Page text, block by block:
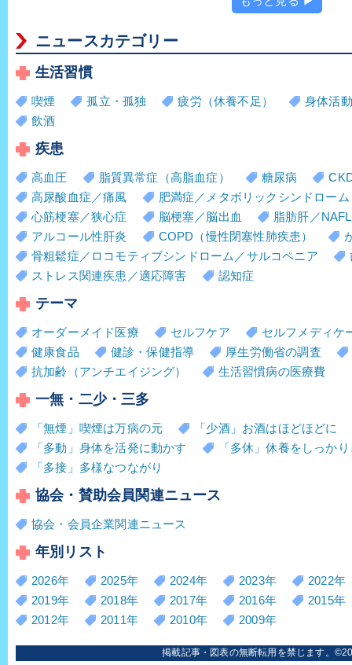
ニュースカテゴリー
生活習慣
喫煙 孤立・孤独 疲労（休養不足）
身体活
飲酒
疾患
高血圧 脂質異常症（高脂血症） 糖尿病
高尿酸血症／痛風
肥満症／メタボリックシンドローム
心筋梗塞／狭心症
脳梗塞／脳出血
脂肪肝／
アルコール性肝炎
COPD（慢性閉塞性肺疾患）
骨粗鬆症／ロコモティブシンドローム／サルコペニア
ストレス関連疾患／適応障害
認知症
テーマ
オーダーメイド医療 セルフケア
セルフメディケ
健康食品
健診・保健指導
厚生労働省の調査
抗加齢（アンチエイジング）
生活習慣病の医療費
一無・二少・三多
「無煙」喫煙は万病の元
「少酒」お酒はほどほどに
「多動」身体を活発に動かす
「多休」休養をしっか
「多接」多様なつながり
協会・賛助会員関連ニュース
協会・会員企業関連ニュース
年別リスト
2026年 2025年 2024年 2023年
2022年
2019年
2018年 2017年 2016年
2015年
2012年
2011年 2010年 2009年
掲載記事・図表の無断転用を禁じます。